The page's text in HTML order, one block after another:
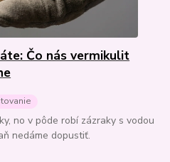
Čo nás vermikulit
no v pôde robí zázraky s vodou
nedáme dopustiť.